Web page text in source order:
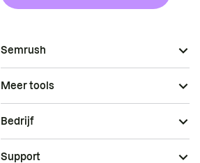
Semrush
Meer tools
Bedrijf
Support